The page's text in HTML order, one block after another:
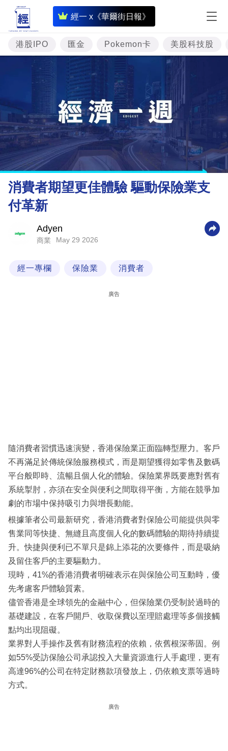
經一 x《華爾街日報》
即
時
財
經
專
題
投
資
樓
市
理
財
科
區
港股IPO 匯金 Pokemon卡 美股科技股
消費者期望更佳體驗 驅動保險業支
付革新
Adyen
商業 May 29 2026
經一專欄 保險業 消費者
廣告
隨消費者習慣迅速演變，香港保險業正面臨轉型壓力。客戶
不再滿足於傳統保險服務模式，而是期望獲得如零售及數碼
平台般即時、流暢且個人化的體驗。保險業界既要應對舊有
系統掣肘，亦須在安全與便利之間取得平衡，方能在競爭加
劇的市場中保持吸引力與增長動能。
根據筆者公司最新研究，香港消費者對保險公司能提供與零
售業同等快捷、無縫且高度個人化的數碼體驗的期待持續提
升。快捷與便利已不單只是錦上添花的次要條件，而是吸納
及留住客戶的主要驅動力。
現時，41%的香港消費者明確表示在與保險公司互動時，優
先考慮客戶體驗質素。
儘管香港是全球領先的金融中心，但保險業仍受制於過時的
基礎建設，在客戶開戶、收取保費以至理賠處理等多個接觸
點均出現阻礙。
業界對人手操作及舊有財務流程的依賴，依舊根深蒂固。例
如55%受訪保險公司承認投入大量資源進行人手處理，更有
高達96%的公司在特定財務款項發放上，仍依賴支票等過時
方式。
廣告